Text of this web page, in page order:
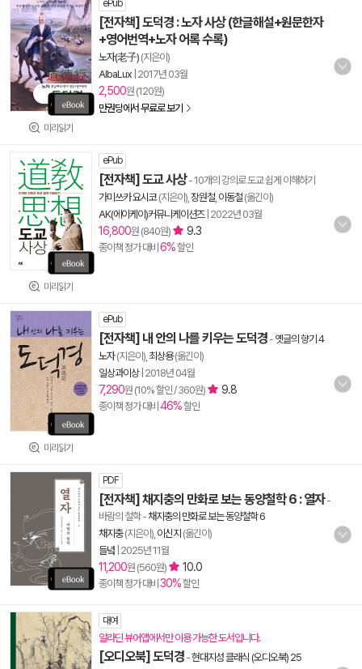
미리읽기
ePub
[전자책] 도덕경 : 노자 사상 (한글해설+원문한자
+영어번역+노자 어록 수록)
노자(老子) (지은이)
AlbaLux 2017년 03월
2,500원 (120원)
만권당에서 무료로 보기
미리읽기
ePub
[전자책] 도교 사상- 10개의 강의로 도교 쉽게 이해하기
가미쓰카 요시코(지은이), 장원철 이동철 (옮긴이)
AK(에이케이)커뮤니케이션즈| 2022년 03월
16,800원 (840원) 9.3
종이책 정가 대비 6%할인
미리읽기
ePub
[전자책] 내 안의 나를 키우는 도덕경 - 옛글의 향기 4
노자(지은이), 최상용(옮긴이)
일상과이상| 2018년 04월
7,290원 (10% 할인 / 360원) 9.8
종이책 정가 대비 46%할인
PDF
[전자책] 채지충의 만화로 보는 동양철학 6 : 열자-
바람의 철학-채지충의 만화로 보는 동양철학 6
채지충(지은이), 이신지 (옮긴이)
들녘 2025년 11월
11,200원 (560원) 10.0
종이책 정가 대비 30%할인
대여
알라딘 뷰어앱에서만 이용 가능한 도서입니다.
[오디오북] 도덕경 -현대지성 클래식 (오디오북) 25